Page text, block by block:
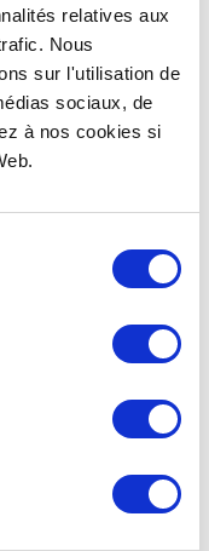
relatives aux
Nous
sur l'utilisation de
sociaux, de
à nos cookies si